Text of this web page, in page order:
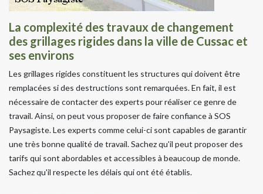
La complexité des travaux de changement
des grillages rigides dans la ville de Cussac et
ses environs
Les grillages rigides constituent les structures qui doivent être
remplacées si des destructions sont remarquées. En fait, il est
nécessaire de contacter des experts pour réaliser ce genre de
travail. Ainsi, on peut vous proposer de faire confiance à SOS
Paysagiste. Les experts comme celui-ci sont capables de garantir
une très bonne qualité de travail. Sachez qu'il peut proposer des
tarifs qui sont abordables et accessibles à beaucoup de monde.
Sachez qu'il respecte les délais qui ont été établis.